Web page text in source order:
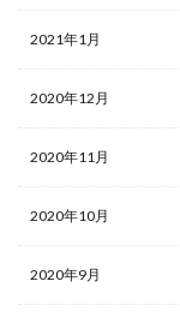
2021年1月
2020年12月
2020年11月
2020年10月
2020年9月